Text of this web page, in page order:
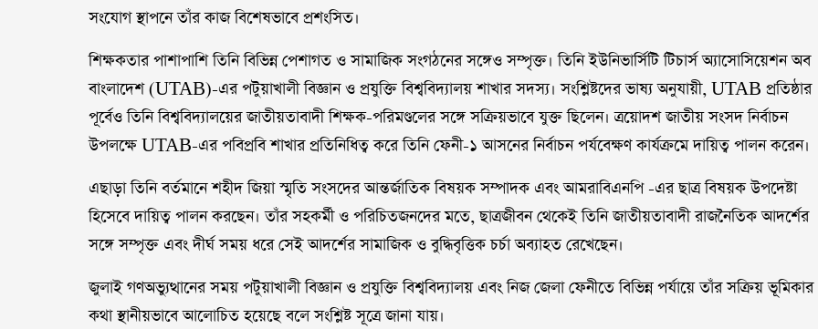
সংযোগ স্থাপনে তাঁর কাজ বিশেষভাবে প্রশংসিত।
শিক্ষকতার পাশাপাশি তিনি বিভিন্ন পেশাগত ও সামাজিক সংগঠনের সঙ্গেও সম্পৃক্ত। তিনি ইউনিভার্সিটি টিচার্স অ্যাসোসিয়েশন অব
বাংলাদেশ (UTAB)-এর পটুয়াখালী বিজ্ঞান ও প্রযুক্তি বিশ্ববিদ্যালয় শাখার সদস্য। সংশ্লিষ্টদের ভাষ্য অনুযায়ী, UTAB প্রতিষ্ঠার
পূর্বেও তিনি বিশ্ববিদ্যালয়ের জাতীয়তাবাদী শিক্ষক-পরিমণ্ডলের সঙ্গে সক্রিয়ভাবে যুক্ত ছিলেন। ত্রয়োদশ জাতীয় সংসদ নির্বাচন
উপলক্ষে UTAB-এর পবিপ্রবি শাখার প্রতিনিধিত্ব করে তিনি ফেনী-১ আসনের নির্বাচন পর্যবেক্ষণ কার্যক্রমে দায়িত্ব পালন করেন।
এছাড়া তিনি বর্তমানে শহীদ জিয়া স্মৃতি সংসদের আন্তর্জাতিক বিষয়ক সম্পাদক এবং আমরাবিএনপি -এর ছাত্র বিষয়ক উপদেষ্টা
হিসেবে দায়িত্ব পালন করছেন। তাঁর সহকর্মী ও পরিচিতজনদের মতে, ছাত্রজীবন থেকেই তিনি জাতীয়তাবাদী রাজনৈতিক আদর্শের
সঙ্গে সম্পৃক্ত এবং দীর্ঘ সময় ধরে সেই আদর্শের সামাজিক ও বুদ্ধিবৃত্তিক চর্চা অব্যাহত রেখেছেন।
জুলাই গণঅভ্যুত্থানের সময় পটুয়াখালী বিজ্ঞান ও প্রযুক্তি বিশ্ববিদ্যালয় এবং নিজ জেলা ফেনীতে বিভিন্ন পর্যায়ে তাঁর সক্রিয় ভূমিকার
কথা স্থানীয়ভাবে আলোচিত হয়েছে বলে সংশ্লিষ্ট সূত্রে জানা যায়।